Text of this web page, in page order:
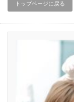
トップページに戻る